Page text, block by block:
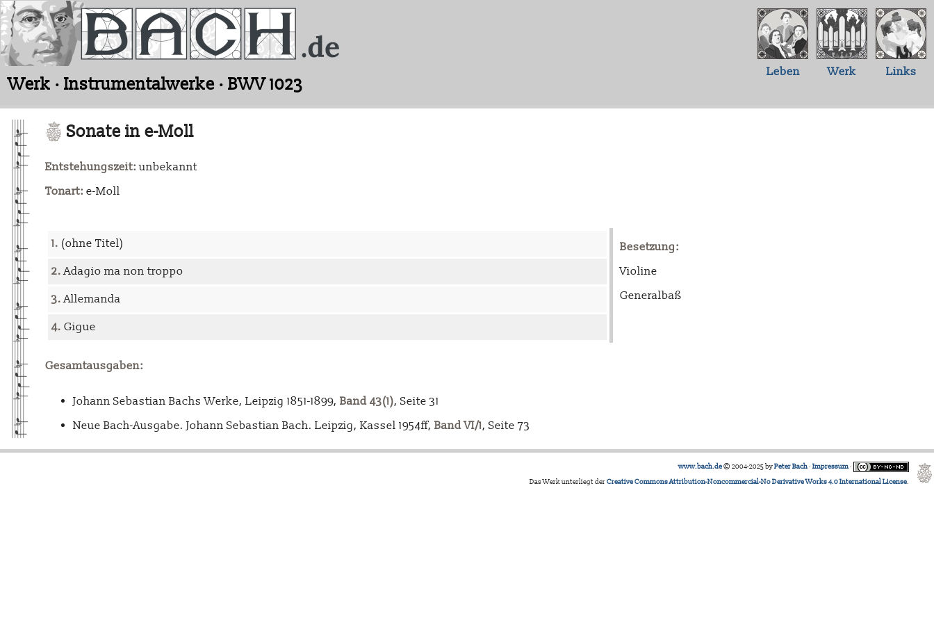
Werk · Instrumentalwerke · BWV 1023
Leben Werk Links
Sonate in e-Moll
Entstehungszeit: unbekannt
Tonart: e-Moll
1. (ohne Titel)
2.Adagio ma non troppo
3.Allemanda
4. Gigue
Besetzung:
Violine
Generalbaß
Gesamtausgaben:
Johann Sebastian Bachs Werke, Leipzig 1851-1899, Band 43(1), Seite 31
Neue Bach-Ausgabe. Johann Sebastian Bach. Leipzig, Kassel 1954ff, Band VI/1, Seite 73
www.bach.de© 2004-2025 byPeter Bach· Impressum·
Das Werk unterliegt derCreative Commons Attribution-Noncommercial-No Derivative Works 4.0 International License.